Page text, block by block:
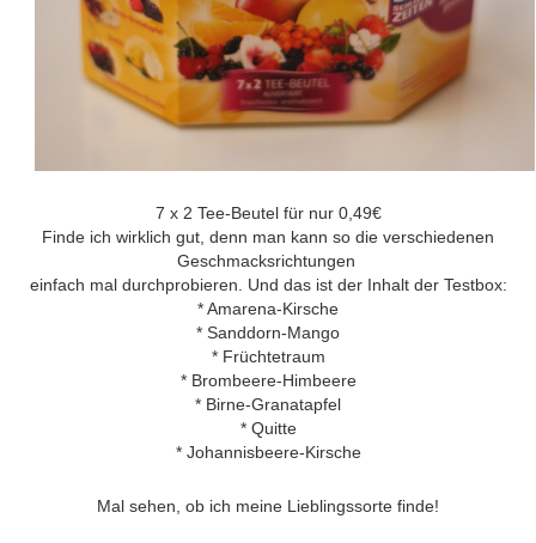
7 x 2 Tee-Beutel für nur 0,49€
Finde ich wirklich gut, denn man kann so die verschiedenen
Geschmacksrichtungen
einfach mal durchprobieren. Und das ist der Inhalt der Testbox:
* Amarena-Kirsche
* Sanddorn-Mango
* Früchtetraum
* Brombeere-Himbeere
* Birne-Granatapfel
* Quitte
* Johannisbeere-Kirsche
Mal sehen, ob ich meine Lieblingssorte finde!